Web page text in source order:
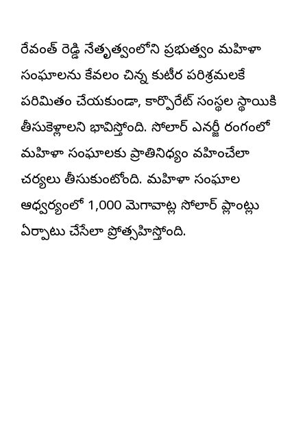
రేవంత్ రెడ్డి నేతృత్వంలోని ప్రభుత్వం మహిళా
సంఘాలను కేవలం చిన్న కుటీర పరిశ్రమలకే
పరిమితం చేయకుండా, కార్పొరేట్ సంస్థల స్థాయికి
తీసుకెళ్లాలని భావిస్తోంది. సోలార్ ఎనర్జీ రంగంలో
మహిళా సంఘాలకు ప్రాతినిధ్యం వహించేలా
చర్యలు తీసుకుంటోంది. మహిళా సంఘాల
ఆధ్వర్యంలో 1,000 మెగావాట్ల సోలార్ ప్లాంట్లు
ఏర్పాటు చేసేలా ప్రోత్సహిస్తోంది.